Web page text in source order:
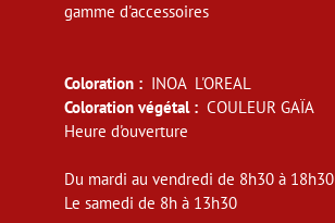
gamme d'accessoires
Coloration : INOA L'OREAL
Coloration végétal : COULEUR GAÏA
Heure d'ouverture
Du mardi au vendredi de 8h30 à 18h30
Le samedi de 8h à 13h30